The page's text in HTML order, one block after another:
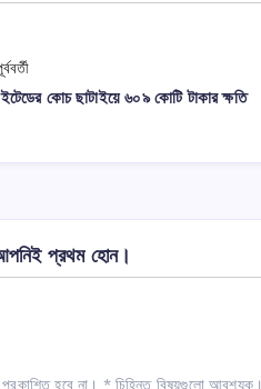
কোচ ছাটাইয়ে ৬০৯ কোটি টাকার ক্ষতি
প্রথম হোন।
হবে না। *চিহ্নিত বিষয়গুলো আবশ্যক।